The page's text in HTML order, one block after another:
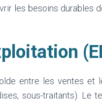
les besoins durables
entre les ventes
sous-traitants). Le